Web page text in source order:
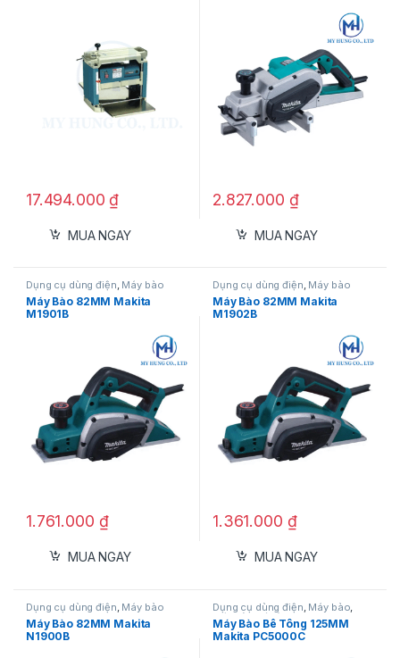
17.494.000 ₫
MUA NGAY
2.827.000 ₫
MUA NGAY
Dụng cụ dùng điện, Máy bào
Máy Bào 82MM Makita
M1901B
1.761.000 ₫
MUA NGAY
Dụng cụ dùng điện, Máy bào
Máy Bào 82MM Makita
M1902B
1.361.000 ₫
MUA NGAY
Dụng cụ dùng điện Máy bào
Máy Bào 82MM Makita
N1900B
Dụng cụ dùng điện Máy bào
Máy bào bê tông
Máy Bào Bê Tông 125MM
Makita PC5000C